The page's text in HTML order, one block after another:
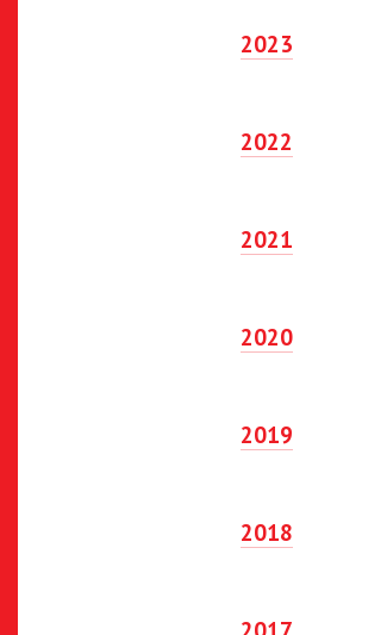
2023
2022
2021
2020
2019
2018